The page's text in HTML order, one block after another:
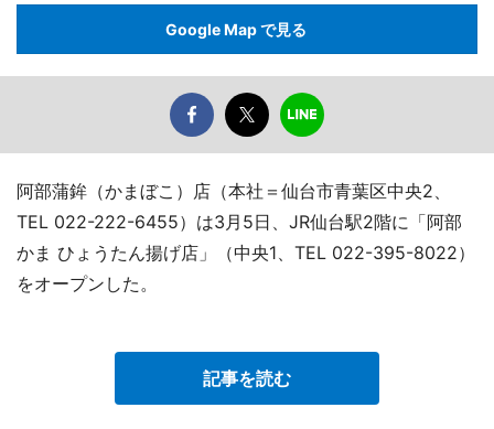
Google Map で見る
阿部蒲鉾（かまぼこ）店（本社＝仙台市青葉区中央2、
TEL 022-222-6455）は3月5日、JR仙台駅2階に「阿部
かま ひょうたん揚げ店」（中央1、TEL 022-395-8022）
をオープンした。
記事を読む